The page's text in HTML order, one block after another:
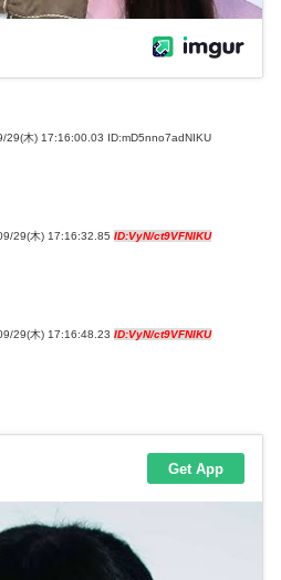
29(木) 17:16:00.03 ID:mD5nno7adNIKU
29(木) 17:16:32.85 ID:VyN/ct9VFNIKU
29(木) 17:16:48.23 ID:VyN/ct9VFNIKU